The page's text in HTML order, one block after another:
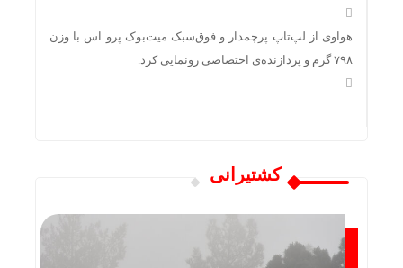
هواوی از لپ‌تاپ پرچمدار و فوق‌سبک میت‌بوک پرو اس با وزن
۷۹۸ گرم و پردازنده‌ی اختصاصی رونمایی کرد.
کشتیرانی